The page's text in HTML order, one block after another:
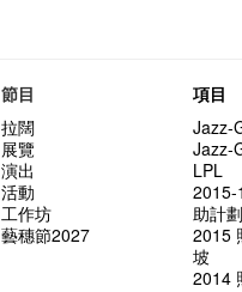
節目
拉闊
展覽
演出
活動
工作坊
藝穗節2027
項目
Jazz-
Jazz-
LPL
2015-
助計劃
2015
坡
2014